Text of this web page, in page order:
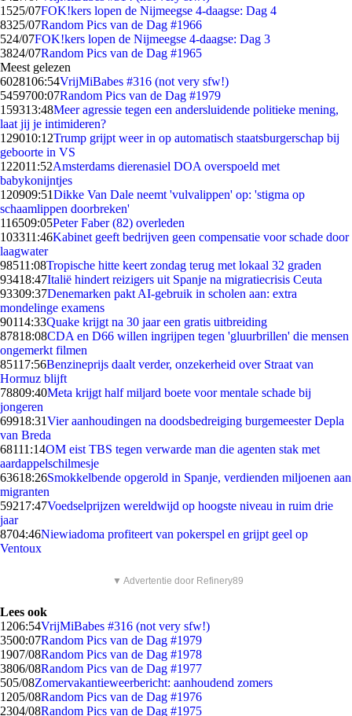
1525/07FOK!kers lopen de Nijmeegse 4-daagse: Dag 4
8325/07Random Pics van de Dag #1966
524/07FOK!kers lopen de Nijmeegse 4-daagse: Dag 3
3824/07Random Pics van de Dag #1965
Meest gelezen
6028106:54VrijMiBabes #316 (not very sfw!)
5459700:07Random Pics van de Dag #1979
159313:48Meer agressie tegen een andersluidende politieke mening,
laat jij je intimideren?
129010:12Trump grijpt weer in op automatisch staatsburgerschap bij
geboorte in VS
122011:52Amsterdams dierenasiel DOA overspoeld met
babykonijntjes
120909:51Dikke Van Dale neemt 'vulvalippen' op: 'stigma op
schaamlippen doorbreken'
116509:05Peter Faber (82) overleden
103311:46Kabinet geeft bedrijven geen compensatie voor schade door
laagwater
98511:08Tropische hitte keert zondag terug met lokaal 32 graden
93418:47Italië hindert reizigers uit Spanje na migratiecrisis Ceuta
93309:37Denemarken pakt AI-gebruik in scholen aan: extra
mondelinge examens
90114:33Quake krijgt na 30 jaar een gratis uitbreiding
87818:08CDA en D66 willen ingrijpen tegen 'gluurbrillen' die mensen
ongemerkt filmen
85117:56Benzineprijs daalt verder, onzekerheid over Straat van
Hormuz blijft
78809:40Meta krijgt half miljard boete voor mentale schade bij
jongeren
69918:31Vier aanhoudingen na doodsbedreiging burgemeester Depla
van Breda
68111:14OM eist TBS tegen verwarde man die agenten stak met
aardappelschilmesje
63618:26Smokkelbende opgerold in Spanje, verdienden miljoenen aan
migranten
59217:47Voedselprijzen wereldwijd op hoogste niveau in ruim drie
jaar
8704:46Niewiadoma profiteert van pokerspel en grijpt geel op
Ventoux
▼ Advertentie door Refinery89
Lees ook
1206:54VrijMiBabes #316 (not very sfw!)
3500:07Random Pics van de Dag #1979
1907/08Random Pics van de Dag #1978
3806/08Random Pics van de Dag #1977
505/08Zomervakantieweerbericht: aanhoudend zomers
1205/08Random Pics van de Dag #1976
2304/08Random Pics van de Dag #1975